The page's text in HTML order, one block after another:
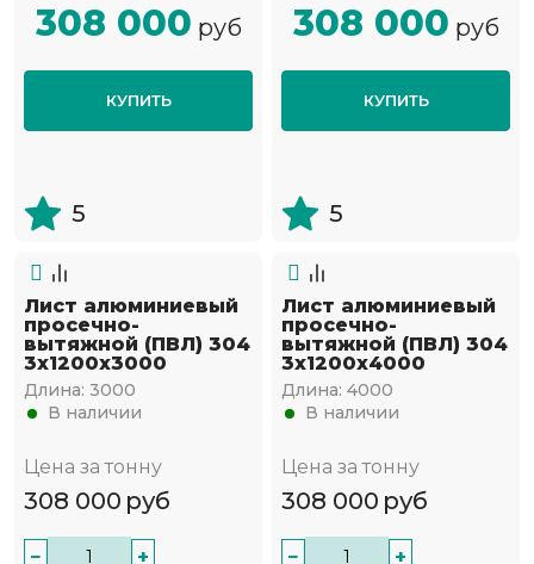
308 000 руб
КУПИТЬ
5
308 000 руб
КУПИТЬ
5
Лист алюминиевый
просечно-
вытяжной (ПВЛ) 304
3х1200х3000
Длина: 3000
В наличии
Цена за тонну
308 000 руб
− +
Лист алюминиевый
просечно-
вытяжной (ПВЛ) 304
3х1200х4000
Длина: 4000
В наличии
Цена за тонну
308 000 руб
− +